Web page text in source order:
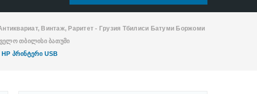
Винтаж, Раритет - Грузия Тбилиси Батуми Боржоми
Თბილისი Ბათუმი
Პრინტერი USB